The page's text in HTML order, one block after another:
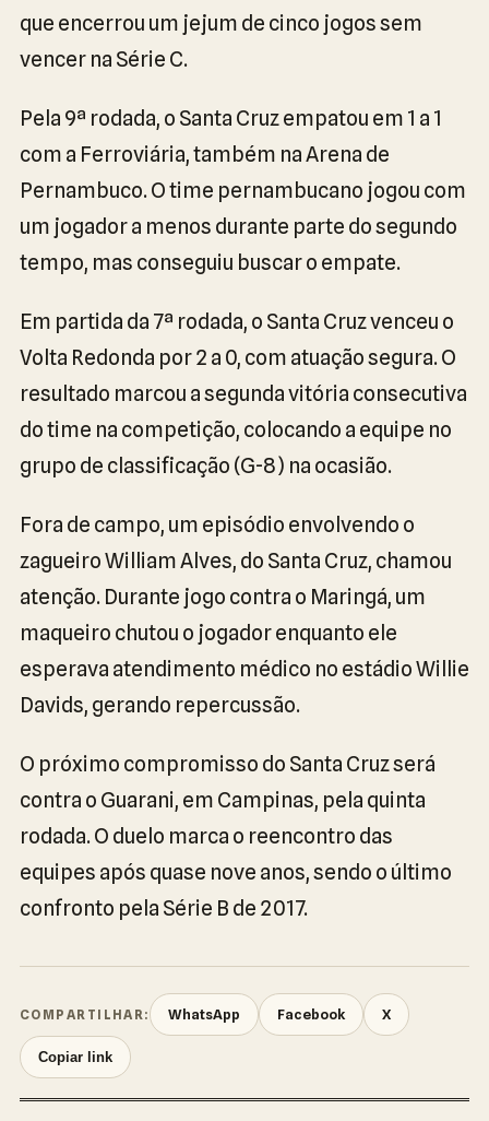
que encerrou um jejum de cinco jogos sem
vencer na Série C.
Pela 9ª rodada, o Santa Cruz empatou em 1 a 1
com a Ferroviária, também na Arena de
Pernambuco. O time pernambucano jogou com
um jogador a menos durante parte do segundo
tempo, mas conseguiu buscar o empate.
Em partida da 7ª rodada, o Santa Cruz venceu o
Volta Redonda por 2 a 0, com atuação segura. O
resultado marcou a segunda vitória consecutiva
do time na competição, colocando a equipe no
grupo de classificação (G-8) na ocasião.
Fora de campo, um episódio envolvendo o
zagueiro William Alves, do Santa Cruz, chamou
atenção. Durante jogo contra o Maringá, um
maqueiro chutou o jogador enquanto ele
esperava atendimento médico no estádio Willie
Davids, gerando repercussão.
O próximo compromisso do Santa Cruz será
contra o Guarani, em Campinas, pela quinta
rodada. O duelo marca o reencontro das
equipes após quase nove anos, sendo o último
confronto pela Série B de 2017.
COMPARTILHAR: WhatsApp Facebook X
Copiar link